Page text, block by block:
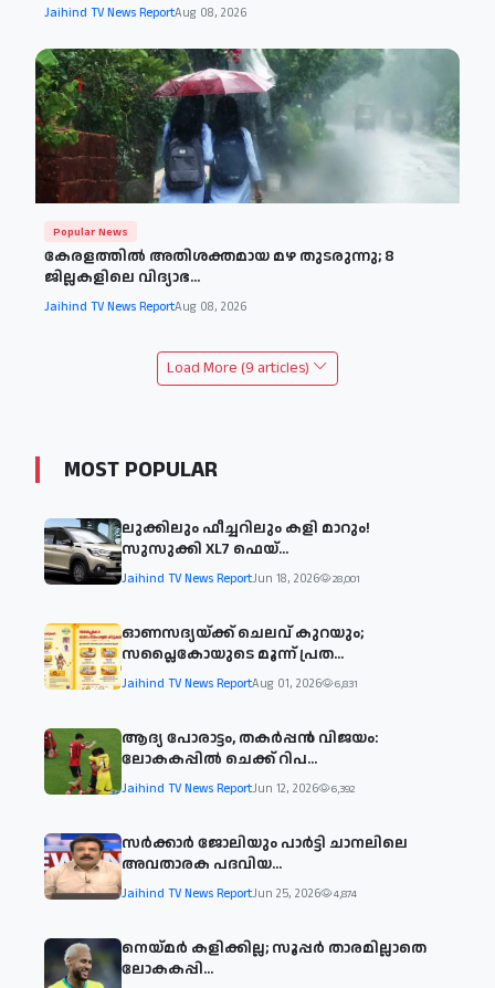
Jaihind TV News ReportAug 08, 2026
Popular News
കേരളത്തിൽ അതിശക്തമായ മഴ തുടരുന്നു; 8
ജില്ലകളിലെ വിദ്യാഭ...
Jaihind TV News ReportAug 08, 2026
Load More (9 articles)
MOST POPULAR
ലുക്കിലും ഫീച്ചറിലും കളി മാറും!
സുസുക്കി XL7 ഫെയ്‌...
Jaihind TV News ReportJun 18, 2026 28,001
ഓണസദ്യയ്ക്ക് ചെലവ് കുറയും;
സപ്ലൈകോയുടെ മൂന്ന് പ്രത...
Jaihind TV News ReportAug 01, 2026 6,831
ആദ്യ പോരാട്ടം, തകർപ്പൻ വിജയം:
ലോകകപ്പിൽ ചെക്ക് റിപ...
Jaihind TV News ReportJun 12, 2026 6,392
സര്‍ക്കാര്‍ ജോലിയും പാര്‍ട്ടി ചാനലിലെ
അവതാരക പദവിയ...
Jaihind TV News ReportJun 25, 2026 4,874
നെയ്മര്‍ കളിക്കില്ല; സൂപ്പര്‍ താരമില്ലാതെ
ലോകകപ്പി...